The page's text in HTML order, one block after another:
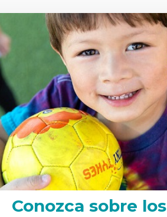
Conozca sobre los